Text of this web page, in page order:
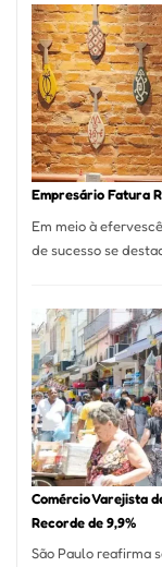
Empresário Fatura
Em meio à
de sucesso se
Comércio Varejista
Recorde de 9,9%
São Paulo reafirma